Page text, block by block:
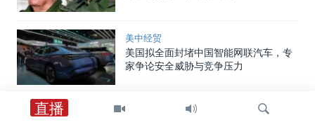
直播
美中经贸
美国拟全面封堵中国智能网联汽车，专
家争论安全威胁与竞争压力